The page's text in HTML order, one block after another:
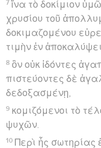
7 ἵνα τὸ δοκίμιον
χρυσίου τοῦ
δοκιμαζομένου
τιμὴν ἐν
8 ὃν οὐκ ἰδόντες
πιστεύοντες δὲ
δεδοξασμένῃ,
9 κομιζόμενοι τὸ
ψυχῶν.
10 Περὶ ἧς σωτηρίας